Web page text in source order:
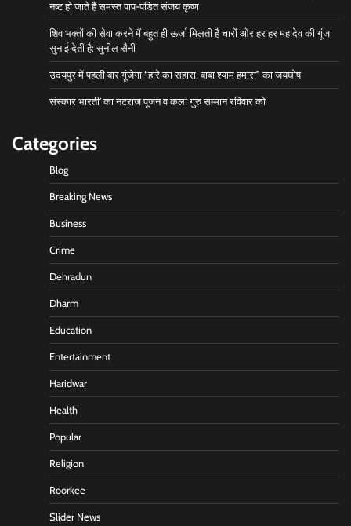
नष्ट हो जाते हैं समस्त पाप-पंडित संजय कृष्ण
शिव भक्तों की सेवा करने मैं बहुत ही ऊर्जा मिलती है चारों ओर हर हर महादेव की गूंज
सुनाई देती है: सुनील सैनी
उदयपुर में पहली बार गूंजेगा “हारे का सहारा, बाबा श्याम हमारा” का जयघोष
संस्कार भारती’ का नटराज पूजन व कला गुरु सम्मान रविवार को
Categories
Blog
Breaking News
Business
Crime
Dehradun
Dharm
Education
Entertainment
Haridwar
Health
Popular
Religion
Roorkee
Slider News